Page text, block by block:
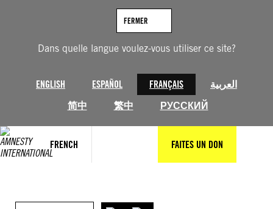
Dans quelle langue voulez-vous utiliser ce site?
ENGLISH ESPAÑOL FRANÇAIS
العربية
简中
繁中 РУССКИЙ
FERMER
FRENCH FAITES UN DON